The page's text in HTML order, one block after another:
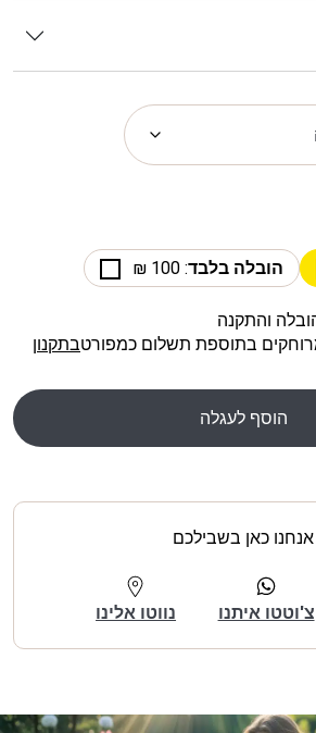
הובלה בלבד: 100 ₪
והתקנה
בתוספת תשלום כמפורטבתקנון
הוסף לעגלה
אנחנו כאן בשבילכם
צ'וטטו איתנו נווטו אלינו